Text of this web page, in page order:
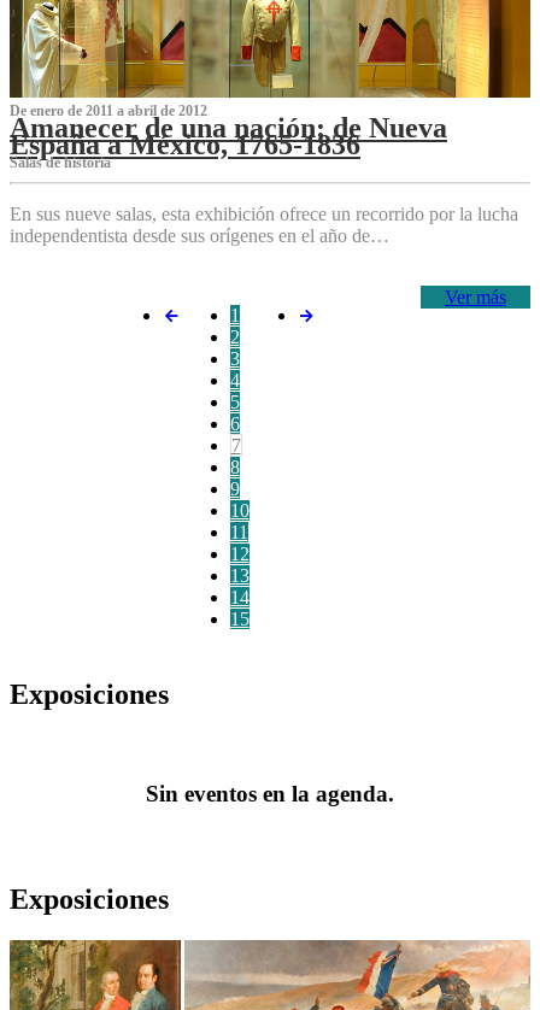
De enero de 2011 a abril de 2012
Amanecer de una nación: de Nueva
España a México, 1765-1836
Salas de historia
En sus nueve salas, esta exhibición ofrece un recorrido por la lucha
independentista desde sus orígenes en el año de…
Ver más
1
2
3
4
5
6
7
8
9
10
11
12
13
14
15
Exposiciones
Sin eventos en la agenda.
Exposiciones